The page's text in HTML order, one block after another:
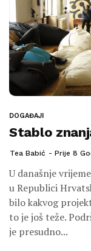
DOGAĐAJI
Stablo
Tea Babić Prije 8
U današnje
u Republici
bilo kakvog
to je još teže.
je presudno...